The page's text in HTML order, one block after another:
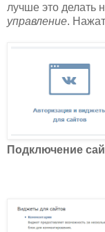
лучше это делать
управление.
Подключение